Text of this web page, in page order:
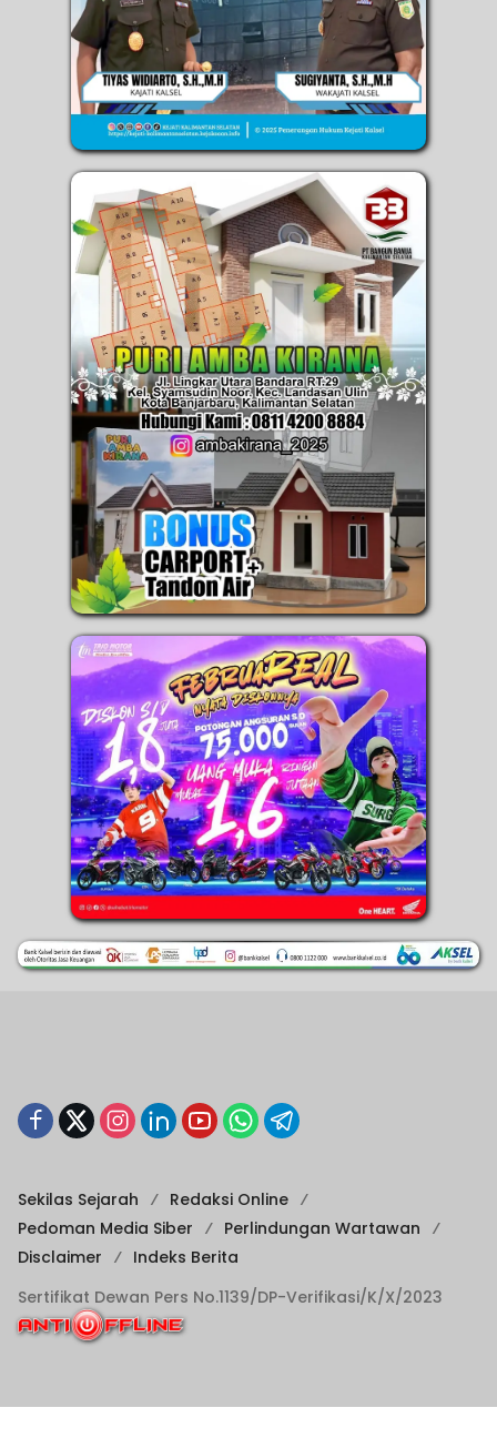
Sekilas Sejarah
Redaksi Online
Pedoman Media Siber
Perlindungan Wartawan
Disclaimer
Indeks Berita
Sertifikat Dewan Pers No.1139/DP-Verifikasi/K/X/2023